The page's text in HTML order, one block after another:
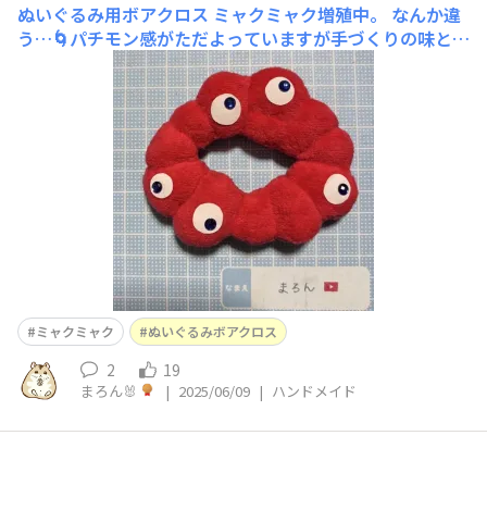
ぬいぐるみ用ボアクロス ミャクミャク増殖中。 なんか違
う…🌀パチモン感がただよっていますが手づくりの味とい
うことにしておいてください。 ぬいぐるみ用ボアクロス
を買ってみました🪡 縫っていたらズレちゃいがちで難易
度は少し高めですがボアにしては使いやすい気がしま
す。 完成した
ミャクミャク ぬいぐるみボアクロス
2 19
まろん🐰 | 2025/06/09 | ハンドメイド